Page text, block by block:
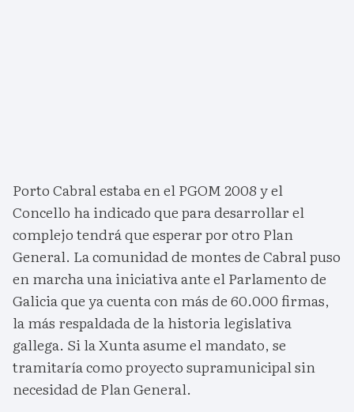
Porto Cabral estaba en el PGOM 2008 y el
Concello ha indicado que para desarrollar el
complejo tendrá que esperar por otro Plan
General. La comunidad de montes de Cabral puso
en marcha una iniciativa ante el Parlamento de
Galicia que ya cuenta con más de 60.000 firmas,
la más respaldada de la historia legislativa
gallega. Si la Xunta asume el mandato, se
tramitaría como proyecto supramunicipal sin
necesidad de Plan General.